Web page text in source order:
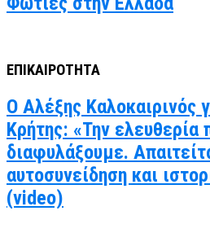
ΕΠΙΚΑΙΡΟΤΗΤΑ
Ο Αλέξης Καλοκαιρινός
Κρήτης: «Την ελευθερία
διαφυλάξουμε.
αυτοσυνείδηση και
(video)